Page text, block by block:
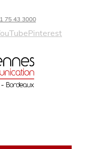
75 43 3000
Pinterest